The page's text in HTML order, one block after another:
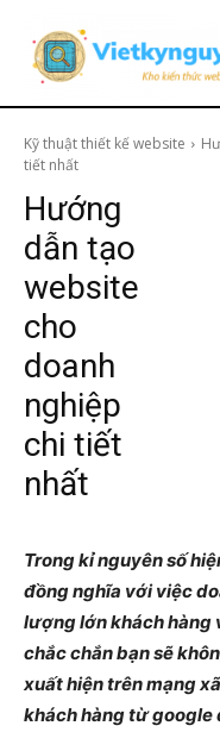
Kỹ thuật thiết kế website
tiết nhất
Hướng
dẫn tạo
website
cho
doanh
nghiệp
chi tiết
nhất
Trong kỉ nguyên số
đồng nghĩa với việc
lượng lớn khách hàng
chắc chắn bạn sẽ
xuất hiện trên mạng
khách hàng từ google